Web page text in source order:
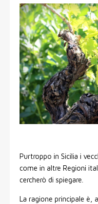
Purtroppo in Sicilia i
come in altre Regioni
cercherò di spiegare.
La ragione principale è,